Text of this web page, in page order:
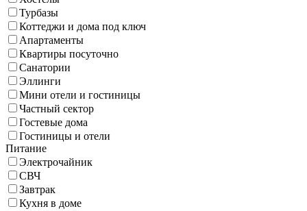
Турбазы
Коттеджи и дома под ключ
Апартаменты
Квартиры посуточно
Санатории
Эллинги
Мини отели и гостиницы
Частный сектор
Гостевые дома
Гостиницы и отели
Питание
Электрочайник
СВЧ
Завтрак
Кухня в доме